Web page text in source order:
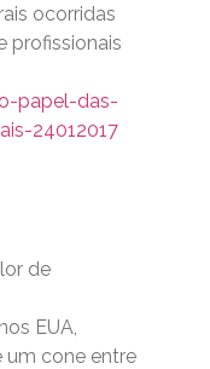
ocorridas
profissionais
papel-das-
24012017
de
EUA,
um cone entre